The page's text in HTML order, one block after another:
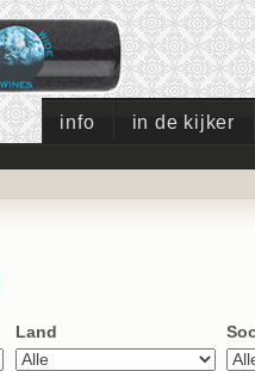
info in de kijker
Land